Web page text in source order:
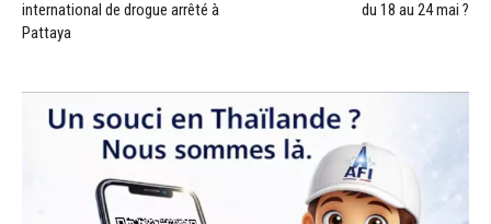
international de drogue arrêté à
Pattaya
du 18 au 24 mai ?